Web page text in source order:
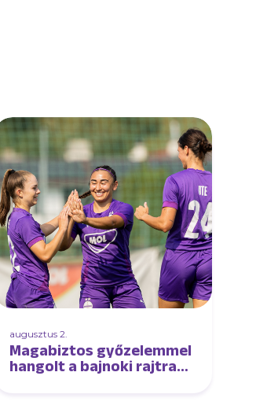
augusztus 2.
Magabiztos győzelemmel
hangolt a bajnoki rajtra